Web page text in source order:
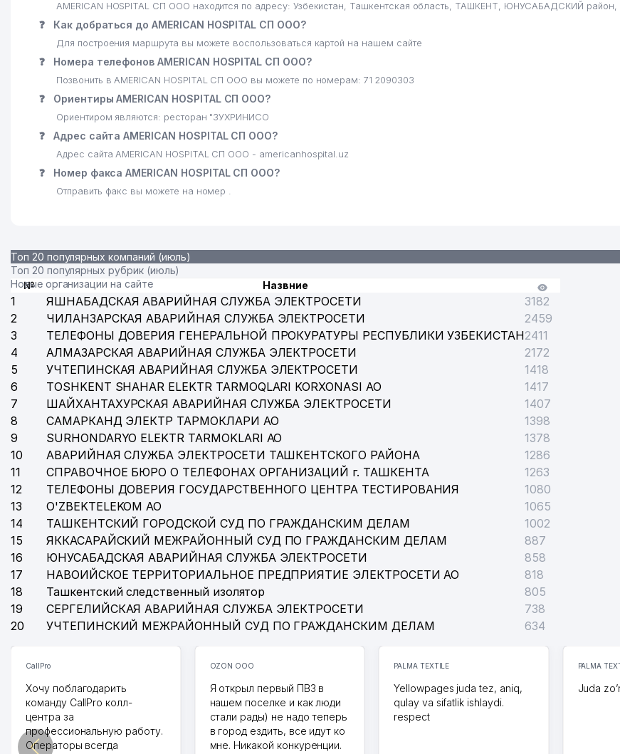
AMERICAN HOSPITAL СП ООО находится по адресу: Узбекистан, Ташкентская область, ТАШКЕНТ, ЮНУСАБАДСКИЙ район,
❓ Как добраться до AMERICAN HOSPITAL СП ООО?
Для построения маршрута вы можете воспользоваться картой на нашем сайте
❓ Номера телефонов AMERICAN HOSPITAL СП ООО?
Позвонить в AMERICAN HOSPITAL СП ООО вы можете по номерам: 71 2090303
❓ Ориентиры AMERICAN HOSPITAL СП ООО?
Ориентиром являются: ресторан "ЗУХРИНИСО
❓ Адрес сайта AMERICAN HOSPITAL СП ООО?
Адрес сайта AMERICAN HOSPITAL СП ООО - americanhospital.uz
❓ Номер факса AMERICAN HOSPITAL СП ООО?
Отправить факс вы можете на номер .
Топ 20 популярных компаний (июль)
Топ 20 популярных рубрик (июль)
Новые организации на сайте
№ Назвние
1 ЯШНАБАДСКАЯ АВАРИЙНАЯ СЛУЖБА ЭЛЕКТРОСЕТИ
3182
2
ЧИЛАНЗАРСКАЯ АВАРИЙНАЯ СЛУЖБА ЭЛЕКТРОСЕТИ
2459
3
ТЕЛЕФОНЫ ДОВЕРИЯ ГЕНЕРАЛЬНОЙ ПРОКУРАТУРЫ РЕСПУБЛИКИ УЗБЕКИСТАН2411
4
АЛМАЗАРСКАЯ АВАРИЙНАЯ СЛУЖБА ЭЛЕКТРОСЕТИ
2172
5
УЧТЕПИНСКАЯ АВАРИЙНАЯ СЛУЖБА ЭЛЕКТРОСЕТИ
1418
6
TOSHKENT SHAHAR ELEKTR TARMOQLARI KORXONASI АО
1417
7
ШАЙХАНТАХУРСКАЯ АВАРИЙНАЯ СЛУЖБА ЭЛЕКТРОСЕТИ
1407
8
САМАРКАНД ЭЛЕКТР ТАРМОКЛАРИ АО
1398
9
SURHONDARYO ELEKTR TARMOKLARI АО
1378
10
АВАРИЙНАЯ СЛУЖБА ЭЛЕКТРОСЕТИ ТАШКЕНТСКОГО РАЙОНА
1286
11
СПРАВОЧНОЕ БЮРО О ТЕЛЕФОНАХ ОРГАНИЗАЦИЙ г. ТАШКЕНТА
1263
12
ТЕЛЕФОНЫ ДОВЕРИЯ ГОСУДАРСТВЕННОГО ЦЕНТРА ТЕСТИРОВАНИЯ
1080
13
O'ZBEKTELEKOM АО
1065
14
ТАШКЕНТСКИЙ ГОРОДСКОЙ СУД ПО ГРАЖДАНСКИМ ДЕЛАМ
1002
15
ЯККАСАРАЙСКИЙ МЕЖРАЙОННЫЙ СУД ПО ГРАЖДАНСКИМ ДЕЛАМ
887
16
ЮНУСАБАДСКАЯ АВАРИЙНАЯ СЛУЖБА ЭЛЕКТРОСЕТИ
858
17
НАВОИЙСКОЕ ТЕРРИТОРИАЛЬНОЕ ПРЕДПРИЯТИЕ ЭЛЕКТРОСЕТИ АО
818
18
Ташкентский следственный изолятор
805
19
СЕРГЕЛИЙСКАЯ АВАРИЙНАЯ СЛУЖБА ЭЛЕКТРОСЕТИ
738
20
УЧТЕПИНСКИЙ МЕЖРАЙОННЫЙ СУД ПО ГРАЖДАНСКИМ ДЕЛАМ 634
CallPro
Хочу поблагодарить
команду CallPro колл-
центра за
профессиональную работу.
Операторы всегда
OZON ООО
Я открыл первый ПВЗ в
нашем поселке и как люди
стали рады) не надо теперь
в город ездить, все идут ко
мне. Никакой конкуренции.
PALMA TEXTILE
Yellowpages juda tez, aniq,
qulay va sifatlik ishlaydi.
respect
PALMA
Juda